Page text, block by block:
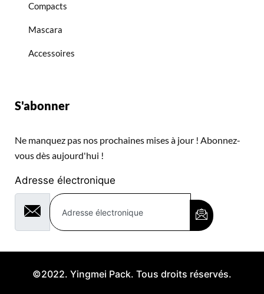
Compacts
Mascara
Accessoires
S'abonner
Ne manquez pas nos prochaines mises à jour ! Abonnez-
vous dès aujourd'hui !
Adresse électronique
©2022. Yingmei Pack. Tous droits réservés.